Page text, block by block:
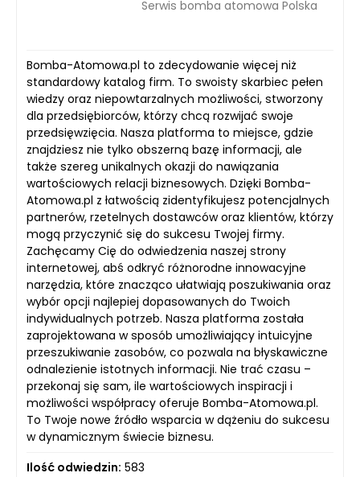
Serwis bomba atomowa Polska
Bomba-Atomowa.pl to zdecydowanie więcej niż
standardowy katalog firm. To swoisty skarbiec pełen
wiedzy oraz niepowtarzalnych możliwości, stworzony
dla przedsiębiorców, którzy chcą rozwijać swoje
przedsięwzięcia. Nasza platforma to miejsce, gdzie
znajdziesz nie tylko obszerną bazę informacji, ale
także szereg unikalnych okazji do nawiązania
wartościowych relacji biznesowych. Dzięki Bomba-
Atomowa.pl z łatwością zidentyfikujesz potencjalnych
partnerów, rzetelnych dostawców oraz klientów, którzy
mogą przyczynić się do sukcesu Twojej firmy.
Zachęcamy Cię do odwiedzenia naszej strony
internetowej, abś odkryć różnorodne innowacyjne
narzędzia, które znacząco ułatwiają poszukiwania oraz
wybór opcji najlepiej dopasowanych do Twoich
indywidualnych potrzeb. Nasza platforma została
zaprojektowana w sposób umożliwiający intuicyjne
przeszukiwanie zasobów, co pozwala na błyskawiczne
odnalezienie istotnych informacji. Nie trać czasu –
przekonaj się sam, ile wartościowych inspiracji i
możliwości współpracy oferuje Bomba-Atomowa.pl.
To Twoje nowe źródło wsparcia w dążeniu do sukcesu
w dynamicznym świecie biznesu.
Ilość odwiedzin: 583